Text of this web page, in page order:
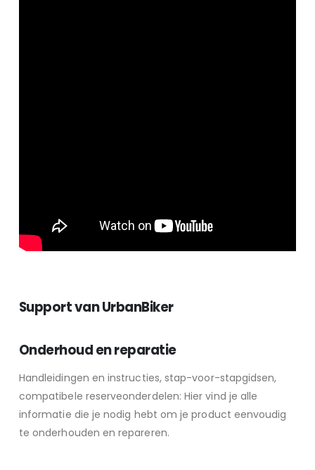
Support van UrbanBiker
Onderhoud en reparatie
Handleidingen en instructies, stap-voor-stapgidsen,
compatibele reserveonderdelen: Hier vind je alle
informatie die je nodig hebt om je product eenvoudig
te onderhouden en repareren.